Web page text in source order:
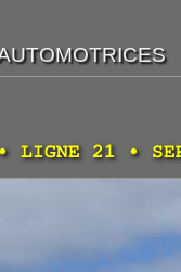
• LIGNE 21 •